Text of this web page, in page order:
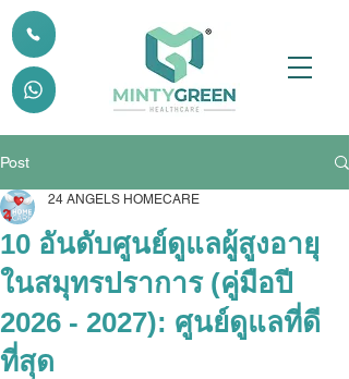
Post
10 อันดับศูนย์ดูแลผู้สูงอายุ
ในสมุทรปราการ (คู่มือปี
2026 - 2027): ศูนย์ดูแลที่ดี
ที่สุด
24 ANGELS HOMECARE